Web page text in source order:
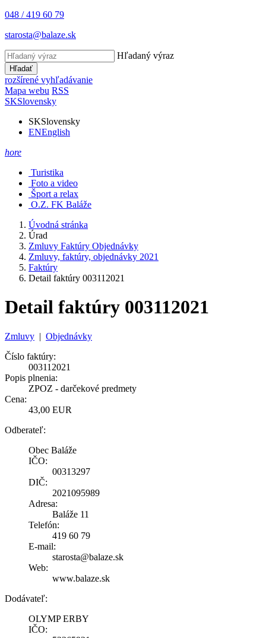
048 / 419 60 79
starosta@balaze.sk
Hľadaný výraz
Hľadať
rozšírené vyhľadávanie
Mapa webu RSS
SKSlovensky
SKSlovensky
ENEnglish
hore
Turistika
Foto a video
Šport a relax
O.Z. FK Baláže
Úvodná stránka
Úrad
Zmluvy Faktúry Objednávky
Zmluvy, faktúry, objednávky 2021
Faktúry
Detail faktúry 003112021
Detail faktúry 003112021
Zmluvy | Objednávky
Číslo faktúry:
003112021
Popis plnenia:
ZPOZ - darčekové predmety
Cena:
43,00 EUR
Odberateľ:
Obec Baláže
IČO:
00313297
DIČ:
2021095989
Adresa:
Baláže 11
Telefón:
419 60 79
E-mail:
starosta@balaze.sk
Web:
www.balaze.sk
Dodávateľ:
OLYMP ERBY
IČO: